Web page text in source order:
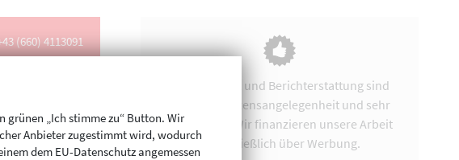
(660) 4113091
Menu
Vereinsarbeit und Berichterstattung sind
uns eine Herzensangelegenheit und sehr
zeitintensiv. Wir finanzieren unsere Arbeit
ausschließlich über Werbung.
grünen „Ich stimme zu“ Button. Wir
Anbieter zugestimmt wird, wodurch
dem EU-Datenschutz angemessen